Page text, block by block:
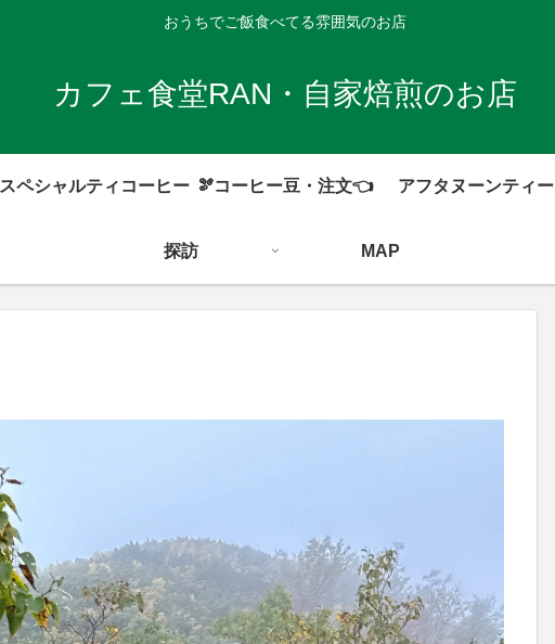
おうちでご飯食べてる雰囲気のお店
カフェ食堂RAN・自家焙煎のお店
スペシャルティコーヒー 🫘コーヒー豆・注文👈 アフタヌーンティー
探訪 MAP